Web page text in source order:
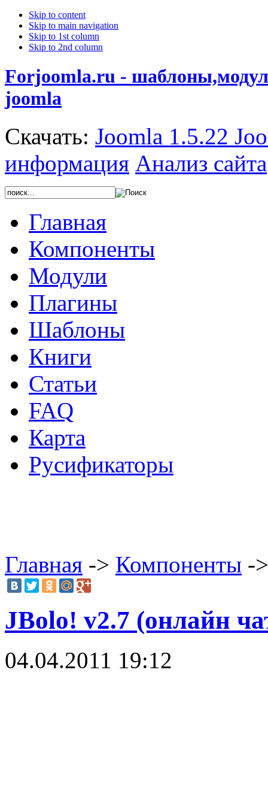
Skip to content
Skip to main navigation
Skip to 1st column
Skip to 2nd column
Forjoomla.ru -
joomla
Скачать: Joomla 1.5.22
информация Анализ сайта
Главная
Компоненты
Модули
Плагины
Шаблоны
Книги
Статьи
FAQ
Карта
Русификаторы
Главная -> Компоненты -
JBolo! v2.7 (онлайн
04.04.2011 19:12